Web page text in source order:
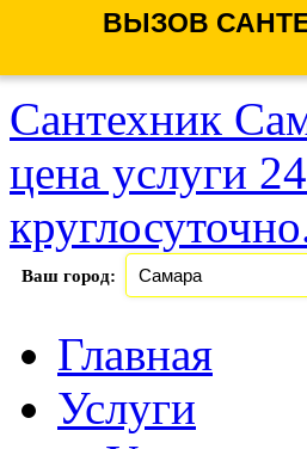
ВЫЗОВ
Сантехник
цена услуги
Ваш город:
Главная
Услуги